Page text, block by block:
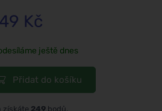
Kč
ještě dnes
Přidat do košíku
získáte 249 bodů.